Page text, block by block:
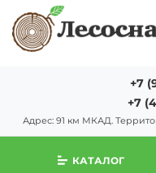
+7
+7
Адрес: 91 км МКАД.
КАТАЛОГ